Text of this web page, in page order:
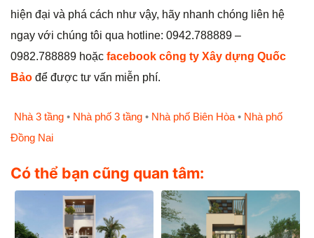
hiện đại và phá cách như vậy, hãy nhanh chóng liên hệ
ngay với chúng tôi qua hotline: 0942.788889 –
0982.788889 hoặc facebook công ty Xây dựng Quốc
Bảo để được tư vấn miễn phí.
Nhà 3 tầng • Nhà phố 3 tầng • Nhà phố Biên Hòa • Nhà phố
Đồng Nai
Có thể bạn cũng quan tâm: